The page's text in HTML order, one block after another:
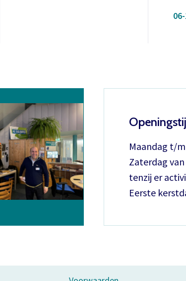
Maandag t/
Zaterdag
tenzij er
Eerste